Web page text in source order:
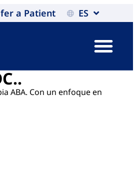
a Patient ES
ABA. Con un enfoque en